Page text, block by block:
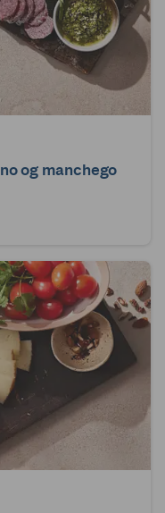
og manchego